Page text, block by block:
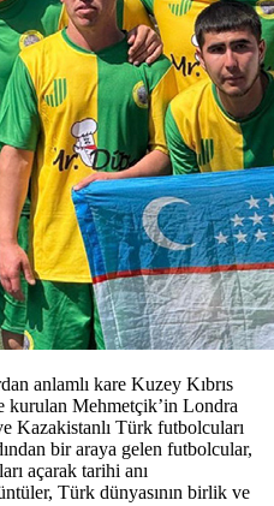
anlamlı kare Kuzey Kıbrıs
kurulan Mehmetçik’in Londra
Kazakistanlı Türk futbolcuları
bir araya gelen futbolcular,
açarak tarihi anı
Türk dünyasının birlik ve